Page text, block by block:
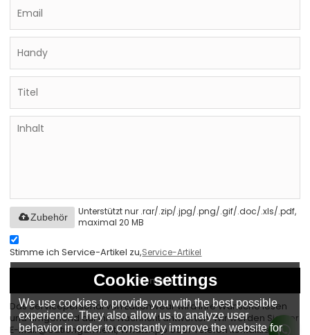
Unterstützt nur .rar/.zip/.jpg/.png/.gif/.doc/.xls/.pdf,
maximal 20 MB
Zubehör
Stimme ich Service-Artikel zu,Service-Artikel
Senden
Das Servicepersonal von Eationwear wird Ihre Wünsche lesen
und umgehend auf Ihre Nachricht antworten. Wir werden Sie per
E-Mail @eationgarment, WhatsApp oder Telefon kontaktieren.
Cookie settings
We use cookies to provide you with the best possible
experience. They also allow us to analyze user
behavior in order to constantly improve the website for